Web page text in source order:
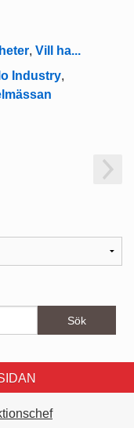
, Vill ha...
Industry,